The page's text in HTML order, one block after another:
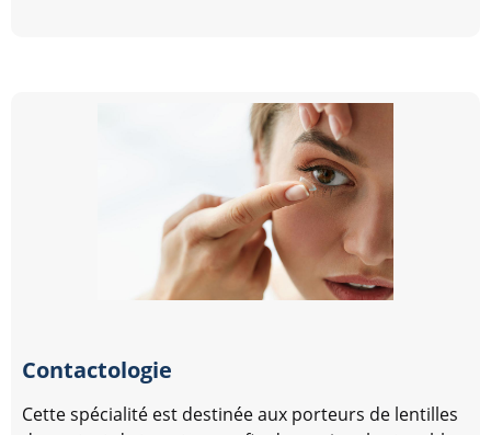
Contactologie
Cette spécialité est destinée aux porteurs de lentilles